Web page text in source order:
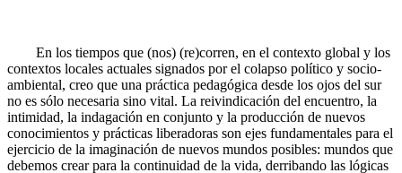
En los tiempos que (nos) (re)corren, en el contexto global y los
contextos locales actuales signados por el colapso político y socio-
ambiental, creo que una práctica pedagógica desde los ojos del sur
no es sólo necesaria sino vital. La reivindicación del encuentro, la
intimidad, la indagación en conjunto y la producción de nuevos
conocimientos y prácticas liberadoras son ejes fundamentales para el
ejercicio de la imaginación de nuevos mundos posibles: mundos que
debemos crear para la continuidad de la vida, derribando las lógicas